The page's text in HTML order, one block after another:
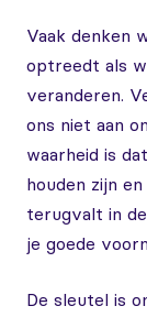
Vaak denken
optreedt als
veranderen.
ons niet aan
waarheid is
houden zijn
terugvalt in
je goede
De sleutel is